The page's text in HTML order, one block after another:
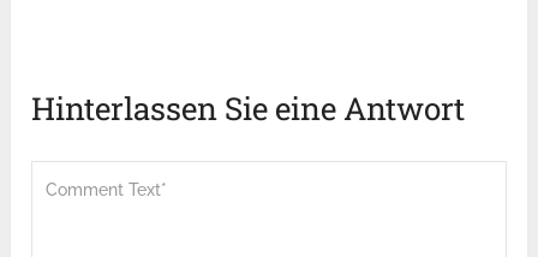
Hinterlassen Sie eine Antwort